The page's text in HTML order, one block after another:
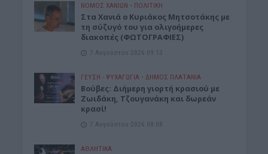
ΝΟΜΌΣ ΧΑΝΊΩΝ • ΠΟΛΙΤΙΚΗ
Στα Χανιά ο Κυριάκος Μητσοτάκης με
τη σύζυγό του για ολιγοήμερες
διακοπές (ΦΩΤΟΓΡΑΦΙΕΣ)
7 Αυγούστου 2026 09:13
ΓΕΎΣΗ - ΨΥΧΑΓΩΓΊΑ • ΔΉΜΟΣ ΠΛΑΤΑΝΙΆ
Βούβες: Διήμερη γιορτή κρασιού με
Ζωιδάκη, Τζουγανάκη και δωρεάν
κρασί!
7 Αυγούστου 2026 08:08
ΑΘΛΗΤΙΚΑ